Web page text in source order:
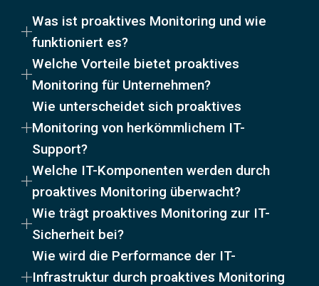
Was ist proaktives Monitoring und wie
funktioniert es?
Welche Vorteile bietet proaktives
Monitoring für Unternehmen?
Wie unterscheidet sich proaktives
Monitoring von herkömmlichem IT-
Support?
Welche IT-Komponenten werden durch
proaktives Monitoring überwacht?
Wie trägt proaktives Monitoring zur IT-
Sicherheit bei?
Wie wird die Performance der IT-
Infrastruktur durch proaktives Monitoring